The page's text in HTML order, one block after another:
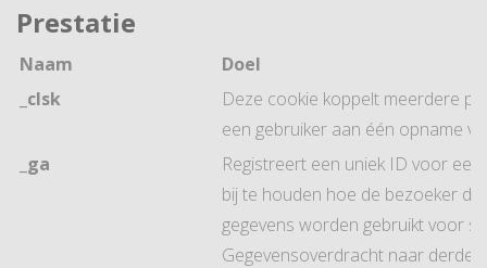
Prestatie
Naam
Doel
_clsk
Deze cookie koppelt meerdere
een gebruiker aan één opname
_ga
Registreert een uniek ID voor
bij te houden hoe de bezoeker
gegevens worden gebruikt voor
Gegevensoverdracht naar derde